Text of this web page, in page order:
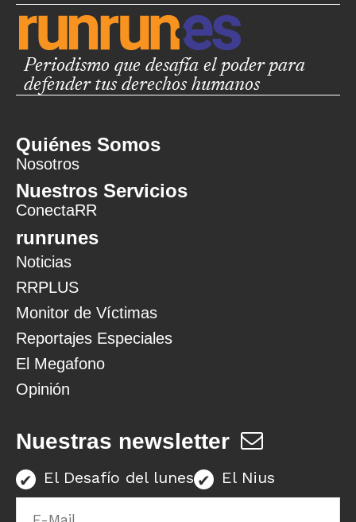
Periodismo que desafía el poder para
defender tus derechos humanos
Quiénes Somos
Nosotros
Nuestros Servicios
ConectaRR
runrunes
Noticias
RRPLUS
Monitor de Víctimas
Reportajes Especiales
El Megafono
Opinión
Nuestras newsletter
El Desafío del lunes El Nius